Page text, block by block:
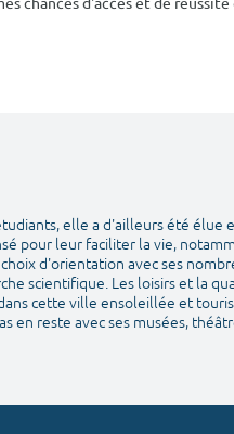
elle a d'ailleurs été élue
pour leur faciliter la vie,
d'orientation avec ses
scientifique. Les loisirs et la
cette ville ensoleillée et
en reste avec ses musées,